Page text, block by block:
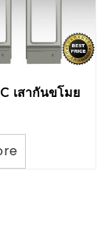
เสากันขโมย